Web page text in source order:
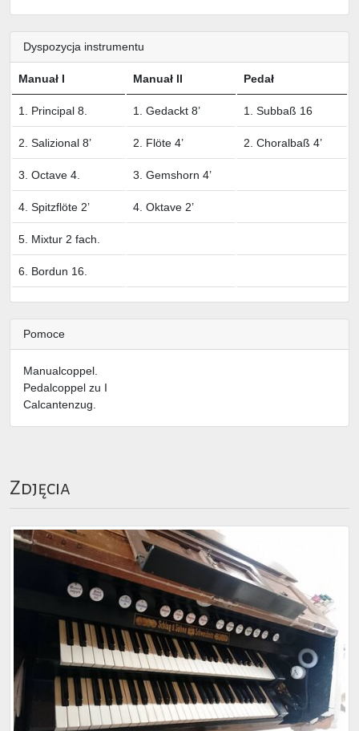
Dyspozycja instrumentu
Manuał I Manuał II Pedał
1. Principal 8. 1. Gedackt 8’ 1. Subbaß 16
2. Salizional 8’ 2. Flöte 4’ 2. Choralbaß 4’
3. Octave 4. 3. Gemshorn 4’
4. Spitzflöte 2’ 4. Oktave 2’
5. Mixtur 2 fach.
6. Bordun 16.
Pomoce
Manualcoppel.
Pedalcoppel zu I
Calcantenzug.
Zdjęcia